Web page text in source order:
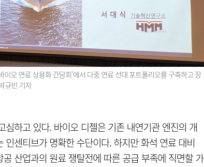
오 연료 상용화 간담회'에서 다중 연료 선대 포트폴리오를 구축하고 장
규빈 기자
하고 있다. 바이오 디젤은 기존 내연기관 엔진의 개
센티브가 명확한 수단이다. 하지만 화석 연료 대비
산업과의 원료 쟁탈전에 따른 공급 부족에 직면할 가